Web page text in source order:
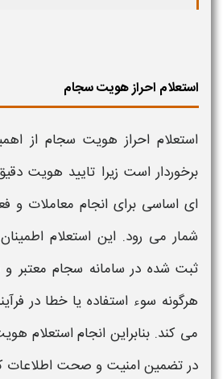
استعلام احراز هویت سجام
استعلام احراز هویت سجاماز
برخوردار است زیرا تایید هویت
ای اساسی برای انجام معاملات و
شمار می رود. این استعلام
ثبت شده در سامانه سجام معتبر
هرگونه سوء استفاده یا خطا در
می کند. بنابراین انجاماستعلام
در تضمین امنیت و صحت اطلاعات